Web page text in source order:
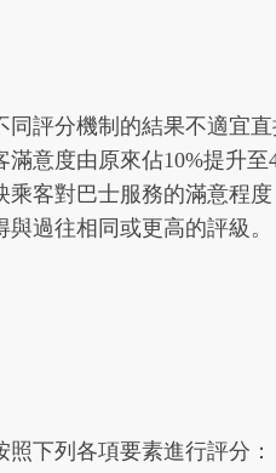
評分機制的結果不適宜
意度由原來佔10%提升
客對巴士服務的滿意程
過往相同或更高的評級。
下列各項要素進行評分：